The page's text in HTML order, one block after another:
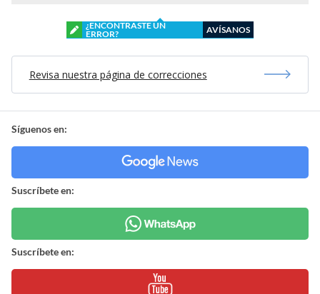
Cedidas RBB
Revisa nuestra página de correcciones